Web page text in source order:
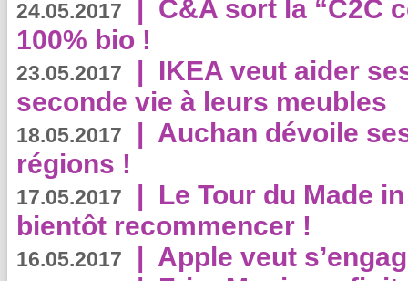
24.05.2017 | C&A sort la “C2C
100% bio !
23.05.2017 | IKEA veut aider
seconde vie à leurs meubles
18.05.2017 | Auchan dévoile
régions !
17.05.2017 | Le Tour du Made
bientôt recommencer !
16.05.2017 | Apple veut